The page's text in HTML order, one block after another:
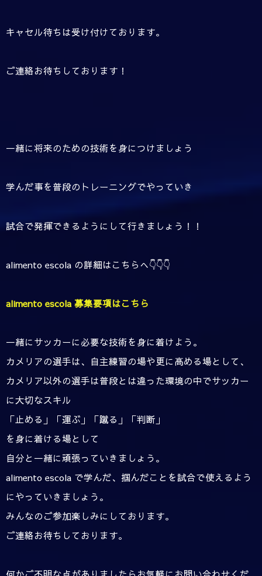
キャセル待ちは受け付けております。
ご連絡お待ちしております！
一緒に将来のための技術を身につけましょう
学んだ事を普段のトレーニングでやっていき
試合で発揮できるようにして行きましょう！！
alimento escola の詳細はこちらへ👇👇👇
alimento escola 募集要項はこちら
一緒にサッカーに必要な技術を身に着けよう。
カメリアの選手は、自主練習の場や更に高める場として、
カメリア以外の選手は普段とは違った環境の中でサッカー
に大切なスキル
「止める」「運ぶ」「蹴る」「判断」
を身に着ける場として
自分と一緒に頑張っていきましょう。
alimento escola で学んだ、掴んだことを試合で使えるよう
にやっていきましょう。
みんなのご参加楽しみにしております。
ご連絡お待ちしております。